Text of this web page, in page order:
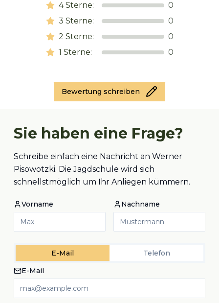
4Sterne:
0
3 Sterne:
0
2 Sterne:
0
1 Sterne: 0
Bewertung schreiben
Sie haben eine Frage?
Schreibe einfach eine Nachricht an Werner
Pisowotzki. Die Jagdschule wird sich
schnellstmöglich um Ihr Anliegen kümmern.
Vorname Nachname
E-Mail
Telefon
E-Mail